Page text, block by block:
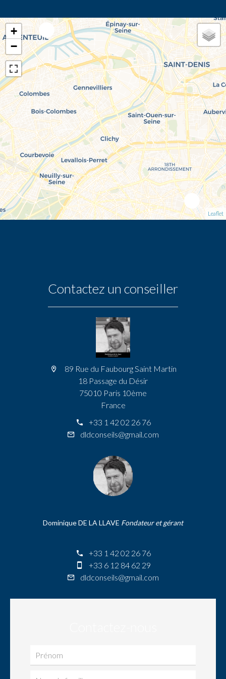
+
−
Leaflet
Contactez un conseiller
89 Rue du Faubourg Saint Martin
18 Passage du Désir
75010 Paris 10ème
France
+33 1 42 02 26 76
dldconseils@gmail.com
Dominique DE LA LLAVE Fondateur et gérant
+33 1 42 02 26 76
+33 6 12 84 62 29
dldconseils@gmail.com